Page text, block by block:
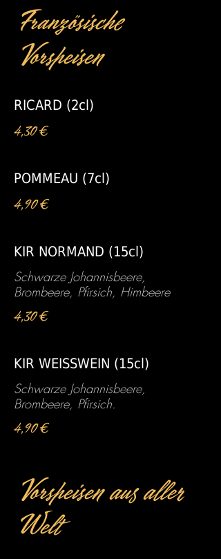
Französische
Vorspeisen
RICARD (2cl)
4,30 €
POMMEAU (7cl)
4,90 €
KIR NORMAND (15cl)
Schwarze Johannisbeere,
Brombeere, Pfirsich, Himbeere
4,30 €
KIR WEISSWEIN (15cl)
Schwarze Johannisbeere,
Brombeere, Pfirsich.
4,90 €
Vorspeisen aus aller
Welt